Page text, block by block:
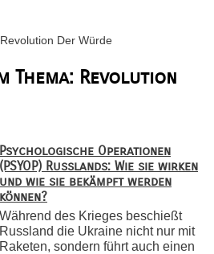
Revolution Der Würde
Thema: Revolution
Psychologische Operationen
(PSYOP) Russlands: Wie sie wirken
und wie sie bekämpft werden
können?
Während des Krieges beschießt
Russland die Ukraine nicht nur mit
Raketen, sondern führt auch einen